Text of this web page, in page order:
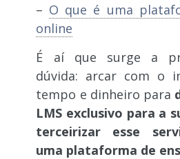
– O que é uma
online
É aí que surge a
dúvida: arcar com o
tempo e dinheiro para
LMS exclusivo para a
terceirizar esse
uma plataforma de